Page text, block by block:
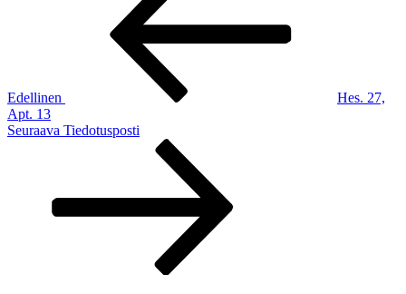
Edellinen
Hes. 27,
Apt. 13
Seuraava
Seuraava Tiedotusposti